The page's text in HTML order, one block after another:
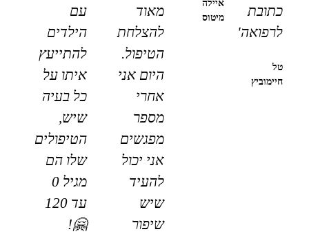
כתובת
לרפואה"
טל
חיימוביץ
איילה
מיטוס
מאוד
להצלחת
הטיפול.
היום אני
אחרי
מספר
מפגשים
אני יכול
להעיד
שיש
שיפור
עם
הילדים
להתייעץ
איתו על
כל בעיה
שיש,
הטיפולים
שלו הם
מגיל 0
עד 120
🤗!